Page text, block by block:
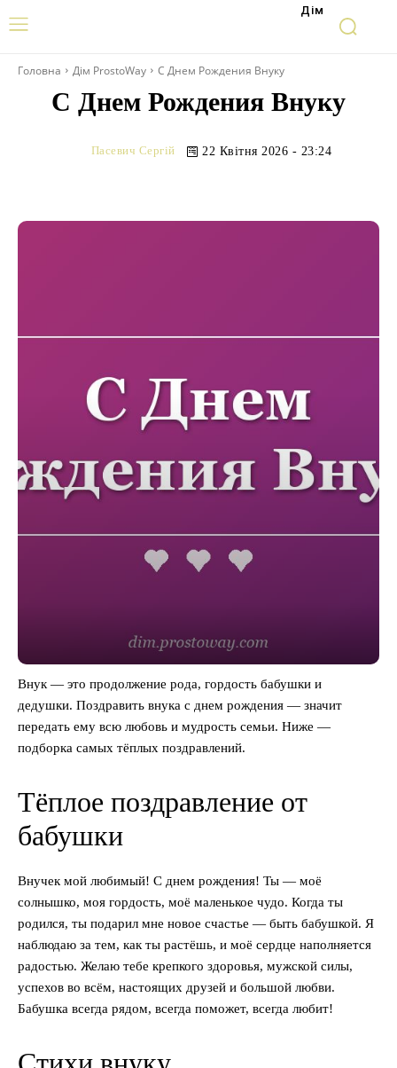
Дім
Головна Дім ProstoWay С Днем Рождения Внуку
С Днем Рождения Внуку
Пасевич Сергій 22 Квітня 2026 - 23:24
Внук — это продолжение рода, гордость бабушки и
дедушки. Поздравить внука с днем рождения — значит
передать ему всю любовь и мудрость семьи. Ниже —
подборка самых тёплых поздравлений.
Тёплое поздравление от
бабушки
Внучек мой любимый! С днем рождения! Ты — моё
солнышко, моя гордость, моё маленькое чудо. Когда ты
родился, ты подарил мне новое счастье — быть бабушкой. Я
наблюдаю за тем, как ты растёшь, и моё сердце наполняется
радостью. Желаю тебе крепкого здоровья, мужской силы,
успехов во всём, настоящих друзей и большой любви.
Бабушка всегда рядом, всегда поможет, всегда любит!